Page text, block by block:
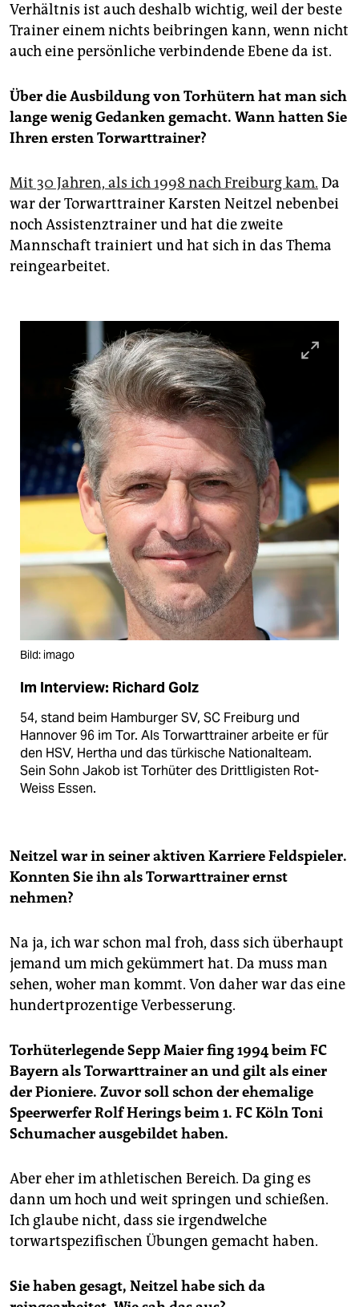
Verhältnis ist auch deshalb wichtig, weil der beste
Trainer einem nichts beibringen kann, wenn nicht
auch eine persönliche verbindende Ebene da ist.
Über die Ausbildung von Torhütern hat man sich
lange wenig Gedanken gemacht. Wann hatten Sie
Ihren ersten Torwarttrainer?
Mit 30 Jahren, als ich 1998 nach Freiburg kam. Da
war der Torwarttrainer Karsten Neitzel nebenbei
noch Assistenztrainer und hat die zweite
Mannschaft trainiert und hat sich in das Thema
reingearbeitet.
Bild: imago
Im Interview: Richard Golz
54, stand beim Hamburger SV, SC Freiburg und
Hannover 96 im Tor. Als Torwarttrainer arbeite er für
den HSV, Hertha und das türkische Nationalteam.
Sein Sohn Jakob ist Torhüter des Drittligisten Rot-
Weiss Essen.
Neitzel war in seiner aktiven Karriere Feldspieler.
Konnten Sie ihn als Torwarttrainer ernst
nehmen?
Na ja, ich war schon mal froh, dass sich überhaupt
jemand um mich gekümmert hat. Da muss man
sehen, woher man kommt. Von daher war das eine
hundertprozentige Verbesserung.
Torhüterlegende Sepp Maier fing 1994 beim FC
Bayern als Torwarttrainer an und gilt als einer
der Pioniere. Zuvor soll schon der ehemalige
Speerwerfer Rolf Herings beim 1. FC Köln Toni
Schumacher ausgebildet haben.
Aber eher im athletischen Bereich. Da ging es
dann um hoch und weit springen und schießen.
Ich glaube nicht, dass sie irgendwelche
torwartspezifischen Übungen gemacht haben.
Sie haben gesagt, Neitzel habe sich da